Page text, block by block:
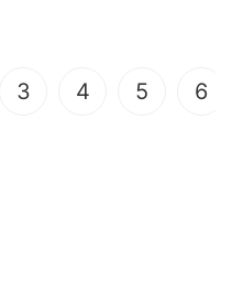
3 4 5 6